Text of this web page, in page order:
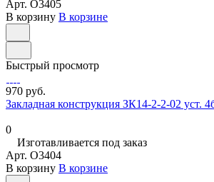
Арт. O3405
В корзину В корзине
Быстрый просмотр
970 руб.
Закладная конструкция ЗК14-2-2-02 уст.
0
Изготавливается под заказ
Арт. O3404
В корзину В корзине